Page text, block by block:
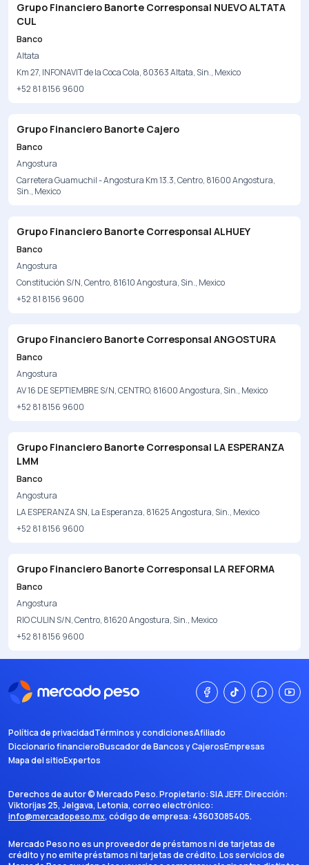
Grupo Financiero Banorte Corresponsal NUEVO ALTATA
CUL
Banco
Altata
Km 27, INFONAVIT de la Coca Cola, 80363 Altata, Sin., Mexico
+52 81 8156 9600
Grupo Financiero Banorte Cajero
Banco
Angostura
Carretera Guamuchil - Angostura Km 13.3, Centro, 81600 Angostura,
Sin., Mexico
Grupo Financiero Banorte Corresponsal ALHUEY
Banco
Angostura
Constitución S/N, Centro, 81610 Angostura, Sin., Mexico
+52 81 8156 9600
Grupo Financiero Banorte Corresponsal ANGOSTURA
Banco
Angostura
AV 16 DE SEPTIEMBRE S/N, CENTRO, 81600 Angostura, Sin., Mexico
+52 81 8156 9600
Grupo Financiero Banorte Corresponsal LA ESPERANZA
LMM
Banco
Angostura
LA ESPERANZA SN, La Esperanza, 81625 Angostura, Sin., Mexico
+52 81 8156 9600
Grupo Financiero Banorte Corresponsal LA REFORMA
Banco
Angostura
RIO CULIN S/N, Centro, 81620 Angostura, Sin., Mexico
+52 81 8156 9600
Política de privacidadTérminos y condicionesAfiliado
Diccionario financieroBuscador de Bancos y CajerosEmpresas
Mapa del sitioExpertos
Derechos de autor ©Mercado Peso. Propietario:SIA JEFF. Dirección:
Viktorijas 25, Jelgava, Letonia, correo electrónico:
info@mercadopeso.mx, código de empresa: 43603085405.
Mercado Peso no es un proveedor de préstamos ni de tarjetas de
crédito y no emite préstamos ni tarjetas de crédito. Los servicios de